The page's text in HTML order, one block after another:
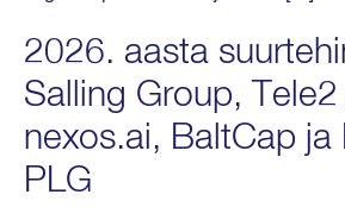
2026. aasta
Salling Group,
nexos.ai, BaltCap ja
PLG